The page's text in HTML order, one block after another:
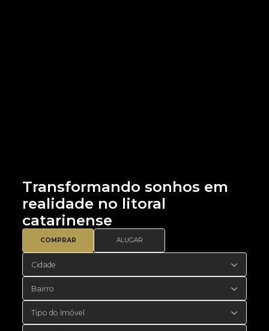
Transformando sonhos em
realidade no litoral
catarinense
COMPRAR ALUGAR
Cidade
Bairro
Tipo do Imóvel